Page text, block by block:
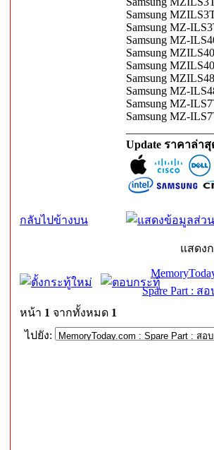
Samsung
Samsung MZ-
Samsung MZ-
Samsung
Samsung
Samsung
Samsung MZ-
Samsung MZ-
Samsung MZ-
Update ราคาล่า
กลับไปข้างบน
แสดง
Spare Part : ส
หน้า 1 จากทั้งหมด 1
ไปยัง: